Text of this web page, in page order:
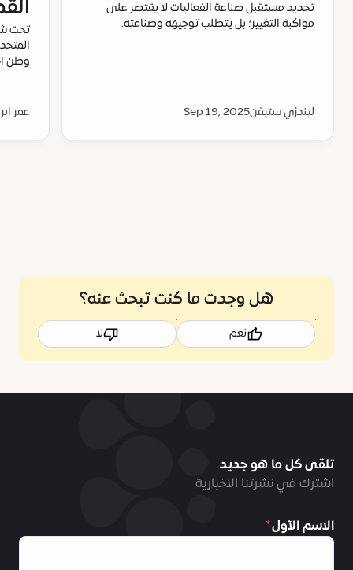
تحديد مستقبل صناعة الفعاليات لا يقتصر على
مواكبة التغيير؛ بل يتطلب توجيهه وصناعته.
ليندزي ستيفنSep 19, 2025
تحت
وطن
عمر
هل وجدت ما كنت تبحث عنه؟
نعم لا
تلقى كل ما هو جديد
اشترك في نشرتنا الاخبارية
الاسم الأول